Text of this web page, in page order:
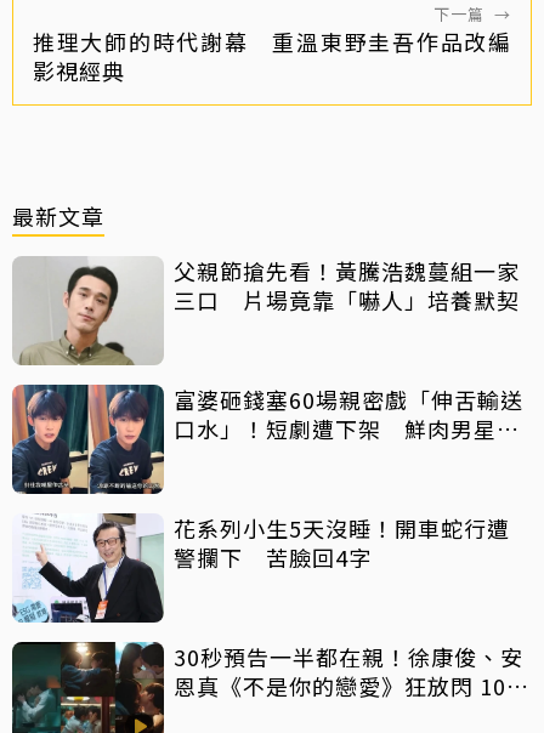
下一篇 →
推理大師的時代謝幕 重溫東野圭吾作品改編
影視經典
最新文章
父親節搶先看！黃騰浩魏蔓組一家
三口 片場竟靠「嚇人」培養默契
富婆砸錢塞60場親密戲「伸舌輸送
口水」！短劇遭下架 鮮肉男星吐
花系列小生5天沒睡！開車蛇行遭
警攔下 苦臉回4字
30秒預告一半都在親！徐康俊、安
恩真《不是你的戀愛》狂放閃 10年